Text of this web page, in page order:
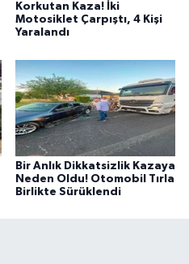
Korkutan Kaza! İki
Motosiklet Çarpıştı, 4 Kişi
Yaralandı
Bir Anlık Dikkatsizlik Kazaya
Neden Oldu! Otomobil Tırla
Birlikte Sürüklendi